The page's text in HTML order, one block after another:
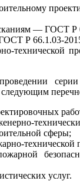
— ГОСТ Р
Р 66.1.03-
технической
серии
следующим
сферы;
технической
услуг.